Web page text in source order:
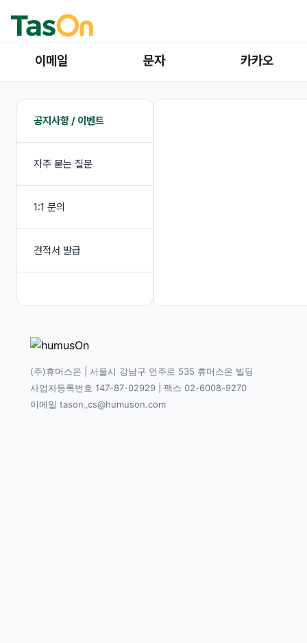
이메일 문자 카카오
공지사항 / 이벤트
자주 묻는 질문
1:1 문의
견적서 발급
(주)휴머스온 | 서울시 강남구 언주로 535 휴머스온 빌딩
사업자등록번호 147-87-02929 | 팩스 02-6008-9270
이메일 tason_cs@humuson.com